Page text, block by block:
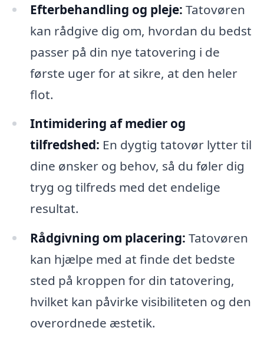
Efterbehandling og pleje: Tatovøren
kan rådgive dig om, hvordan du bedst
passer på din nye tatovering i de
første uger for at sikre, at den heler
flot.
Intimidering af medier og
tilfredshed: En dygtig tatovør lytter til
dine ønsker og behov, så du føler dig
tryg og tilfreds med det endelige
resultat.
Rådgivning om placering: Tatovøren
kan hjælpe med at finde det bedste
sted på kroppen for din tatovering,
hvilket kan påvirke visibiliteten og den
overordnede æstetik.